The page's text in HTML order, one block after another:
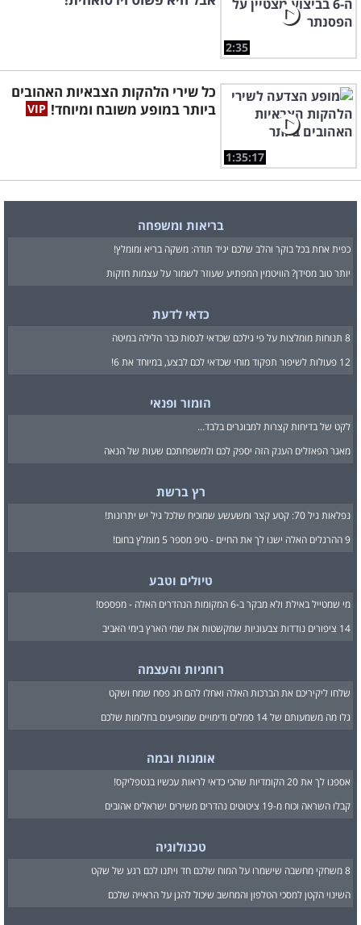
2:35
1:35:17
כל שירי הלהקות הצבאיות האהובים
ביותר במופע משובח ומיוחד!
בריאות ומשפחה
כפית אחת בכל בוקר והלב שלכם יגיד תודה: משקה בריא ומומלץ!
יותר טוב מסידן? הוויטמין המפתיע שעוזר לשמור על עצמות חזקות
כדאי לדעת
8 תנוחות מומלצות על פי גילכם שכדאי לנסות כבר הלילה במיטה
12 פעולות לשיפור תפקוד מוחי שכדאי לכם לבצע, במיוחד את 6!
הומור ופנאי
לקט של בדיחות קצרות למבוגרים בלבד...
מאגר הפאזלים הענק הזה יספק לכם ולמשפחתכם שעות של הנאה
רץ ברשת
נפלאות גיל 70: קטע קצר ומשעשע שמוכיח שלכל גיל יש יתרונות!
9 ההרגלים האלה ישנו לך את החיים - טיפ מספר 5 מומלץ בחום!
טיולים וטבע
מי שמטייל באילת ולא מבקר ב-6 המקומות הנהדרים האלה - מפספס!
14 ציפורים נודדות צבעוניות שמקשטות את שמי הארץ בימי האביב
רוחניות והעצמה
שלחו ליקיריכם את הברכות האלה ואחלו להם חג פסח שמח ושקט
גלו מה משמעותם של 14 סמלים ודימויים שמופיעים בחלומות שלכם
אומנות ובמה
אספנו לך את 20 הקומדיות שהכי כדאי לראות עכשיו בנטפליקס!
קבלו השראה וכוח מ-19 ציטוטים נהדרים משירים ישראלים אהובים
טכנולוגיה
8 משחקי מחשבה שישמרו על המוח שלכם חד ויתנו לכם רגע של שקט
השינוי הקטן למסכי הטלפון והמחשב שיכול להגן על הראייה שלכם